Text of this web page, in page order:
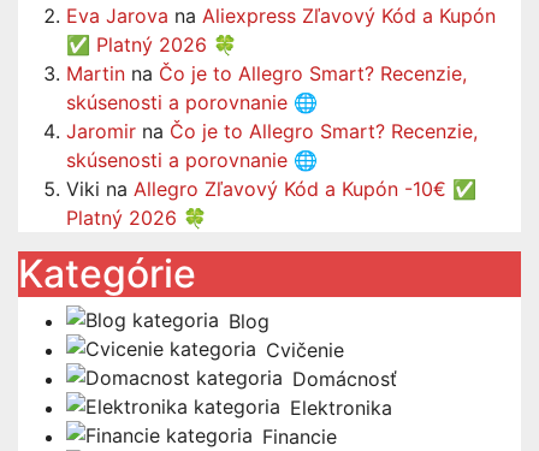
Eva Jarova na Aliexpress Zľavový Kód a Kupón
✅ Platný 2026 🍀
Martin na Čo je to Allegro Smart? Recenzie,
skúsenosti a porovnanie 🌐
Jaromir na Čo je to Allegro Smart? Recenzie,
skúsenosti a porovnanie 🌐
Viki na Allegro Zľavový Kód a Kupón -10€ ✅
Platný 2026 🍀
Kategórie
Blog
Cvičenie
Domácnosť
Elektronika
Financie